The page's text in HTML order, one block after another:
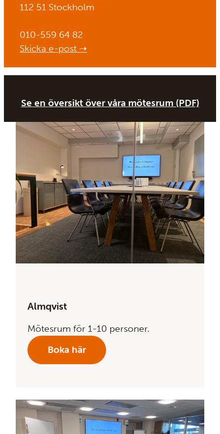
112 51 Stockholm
010-559 64 82
Skicka e-post ➝
Se en översikt över våra mötesrum (PDF)
Almqvist
Mötesrum för 1-10 personer.
Boka här